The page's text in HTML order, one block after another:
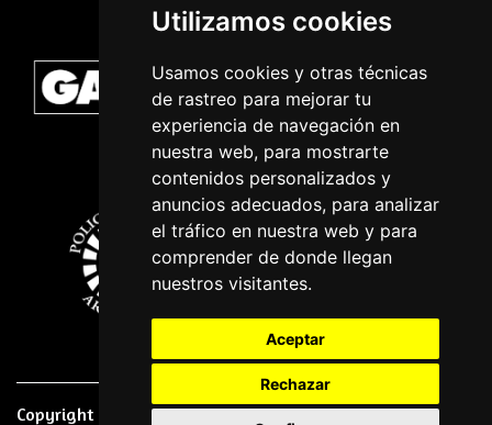
Utilizamos cookies
Usamos cookies y otras técnicas
de rastreo para mejorar tu
experiencia de navegación en
nuestra web, para mostrarte
contenidos personalizados y
anuncios adecuados, para analizar
el tráfico en nuestra web y para
comprender de donde llegan
nuestros visitantes.
Aceptar
Rechazar
Copyright © 2026 | Powered byCCNorte Desarrollo|Nota